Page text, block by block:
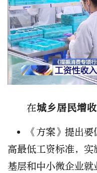
在城乡居民增
《方案》提出
高最低工资标准，
基层和中小微企业